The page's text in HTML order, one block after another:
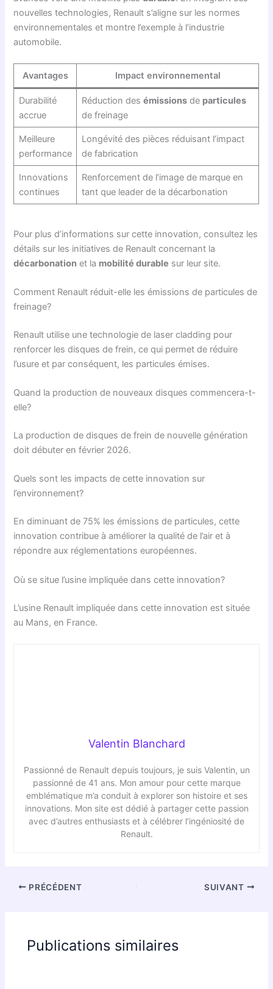
nouvelles technologies, Renault s’aligne sur les normes
environnementales et montre l’exemple à l’industrie
automobile.
Avantages Impact environnemental
Durabilité
accrue
Réduction des émissionsde particules
de freinage
Meilleure
performance
Longévité des pièces réduisant l’impact
de fabrication
Innovations
continues
Renforcement de l’image de marque en
tant que leader de la décarbonation
Pour plus d’informations sur cette innovation, consultez les
détails sur les initiatives de Renault concernant la
décarbonation et la mobilité durable sur leur site.
Comment Renault réduit-elle les émissions de particules de
freinage?
Renault utilise une technologie de laser cladding pour
renforcer les disques de frein, ce qui permet de réduire
l’usure et par conséquent, les particules émises.
Quand la production de nouveaux disques commencera-t-
elle?
La production de disques de frein de nouvelle génération
doit débuter en février 2026.
Quels sont les impacts de cette innovation sur
l’environnement?
En diminuant de 75% les émissions de particules, cette
innovation contribue à améliorer la qualité de l’air et à
répondre aux réglementations européennes.
Où se situe l’usine impliquée dans cette innovation?
L’usine Renault impliquée dans cette innovation est située
au Mans, en France.
Valentin Blanchard
Passionné de Renault depuis toujours, je suis Valentin, un
passionné de 41 ans. Mon amour pour cette marque
emblématique m’a conduit à explorer son histoire et ses
innovations. Mon site est dédié à partager cette passion
avec d’autres enthusiasts et à célébrer l’ingéniosité de
Renault.
PRÉCÉDENT SUIVANT
Publications similaires